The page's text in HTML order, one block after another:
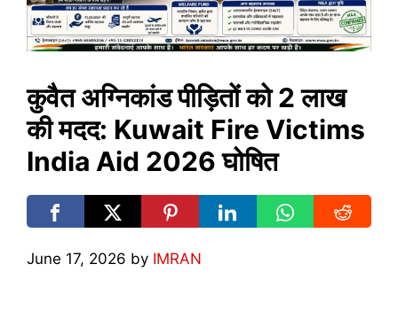
कुवैत अग्निकांड पीड़ितों को 2 लाख
की मदद: Kuwait Fire Victims
India Aid 2026 घोषित
June 17, 2026 by IMRAN